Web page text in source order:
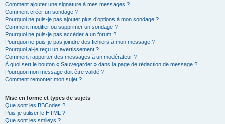
Comment ajouter une signature à mes messages ?
Comment créer un sondage ?
Pourquoi ne puis-je pas ajouter plus d’options à mon sondage ?
Comment modifier ou supprimer un sondage ?
Pourquoi ne puis-je pas accéder à un forum ?
Pourquoi ne puis-je pas joindre des fichiers à mon message ?
Pourquoi ai-je reçu un avertissement ?
Comment rapporter des messages à un modérateur ?
À quoi sert le bouton « Sauvegarder » dans la page de rédaction de message ?
Pourquoi mon message doit être validé ?
Comment remonter mon sujet ?
Mise en forme et types de sujets
Que sont les BBCodes ?
Puis-je utiliser le HTML ?
Que sont les smileys ?